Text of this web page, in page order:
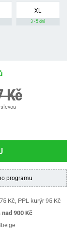
XL
3 - 5 dní
Kč
programu
Kč, PPL kurýr 95 Kč
900 Kč